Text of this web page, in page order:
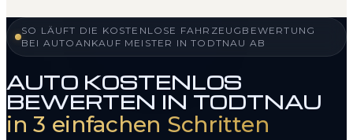
SO LÄUFT DIE KOSTENLOSE FAHRZEUGBEWERTUNG
BEI AUTOANKAUF MEISTER IN TODTNAU AB
AUTO KOSTENLOS
BEWERTEN IN TODTNAU
in 3 einfachen Schritten